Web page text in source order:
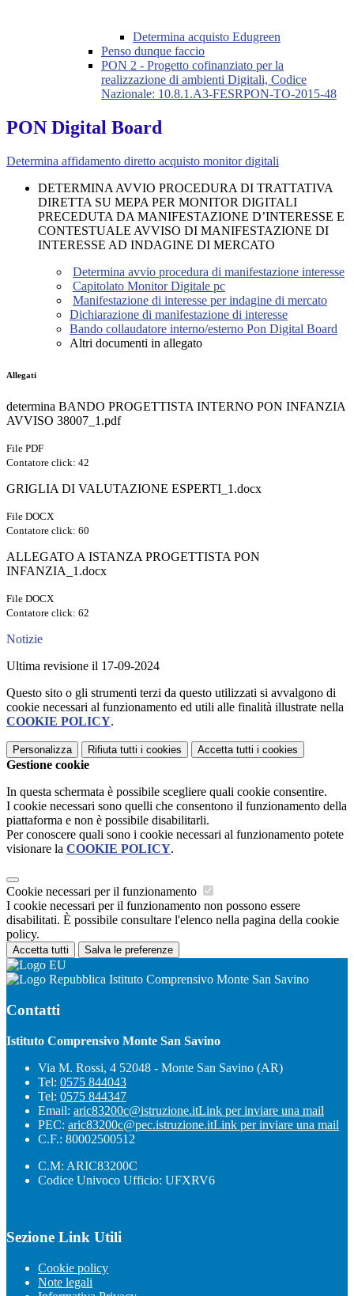
Determina acquisto Edugreen
Penso dunque faccio
PON 2 - Progetto cofinanziato per la
realizzazione di ambienti Digitali, Codice
Nazionale: 10.8.1.A3-FESRPON-TO-2015-48
PON Digital Board
Determina affidamento diretto acquisto monitor digitali
DETERMINA AVVIO PROCEDURA DI TRATTATIVA
DIRETTA SU MEPA PER MONITOR DIGITALI
PRECEDUTA DA MANIFESTAZIONE D’INTERESSE E
CONTESTUALE AVVISO DI MANIFESTAZIONE DI
INTERESSE AD INDAGINE DI MERCATO
Determina avvio procedura di manifestazione interesse
Capitolato Monitor Digitale pc
Manifestazione di interesse per indagine di mercato
Dichiarazione di manifestazione di interesse
Bando collaudatore interno/esterno Pon Digital Board
Altri documenti in allegato
Allegati
determina BANDO PROGETTISTA INTERNO PON INFANZIA
AVVISO 38007_1.pdf
File PDF
Contatore click: 42
GRIGLIA DI VALUTAZIONE ESPERTI_1.docx
File DOCX
Contatore click: 60
ALLEGATO A ISTANZA PROGETTISTA PON
INFANZIA_1.docx
File DOCX
Contatore click: 62
Notizie
Ultima revisione il 17-09-2024
Questo sito o gli strumenti terzi da questo utilizzati si avvalgono di
cookie necessari al funzionamento ed utili alle finalità illustrate nella
COOKIE POLICY.
Personalizza Rifiuta tutti i cookies Accetta tutti i cookies
Gestione cookie
In questa schermata è possibile scegliere quali cookie consentire.
I cookie necessari sono quelli che consentono il funzionamento della
piattaforma e non è possibile disabilitarli.
Per conoscere quali sono i cookie necessari al funzionamento potete
visionare la COOKIE POLICY.
Cookie necessari per il funzionamento
I cookie necessari per il funzionamento non possono essere
disabilitati. È possibile consultare l'elenco nella pagina della cookie
policy.
Accetta tutti Salva le preferenze
Istituto Comprensivo Monte San Savino
Contatti
Istituto Comprensivo Monte San Savino
Via M. Rossi, 4 52048 - Monte San Savino (AR)
Tel: 0575 844043
Tel: 0575 844347
Email: aric83200c@istruzione.itLink per inviare una mail
PEC: aric83200c@pec.istruzione.itLink per inviare una mail
C.F.: 80002500512
C.M: ARIC83200C
Codice Univoco Ufficio: UFXRV6
Sezione Link Utili
Cookie policy
Note legali